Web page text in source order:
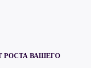
РОСТА ВАШЕГО